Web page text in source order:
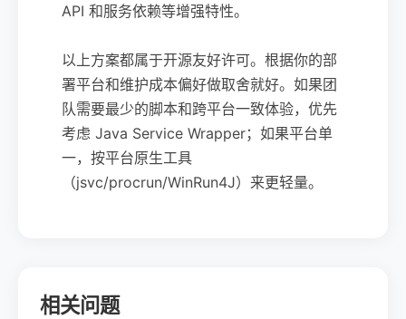
API 和服务依赖等增强特性。
以上方案都属于开源友好许可。根据你的部
署平台和维护成本偏好做取舍就好。如果团
队需要最少的脚本和跨平台一致体验，优先
考虑 Java Service Wrapper；如果平台单
一，按平台原生工具
（jsvc/procrun/WinRun4J）来更轻量。
相关问题